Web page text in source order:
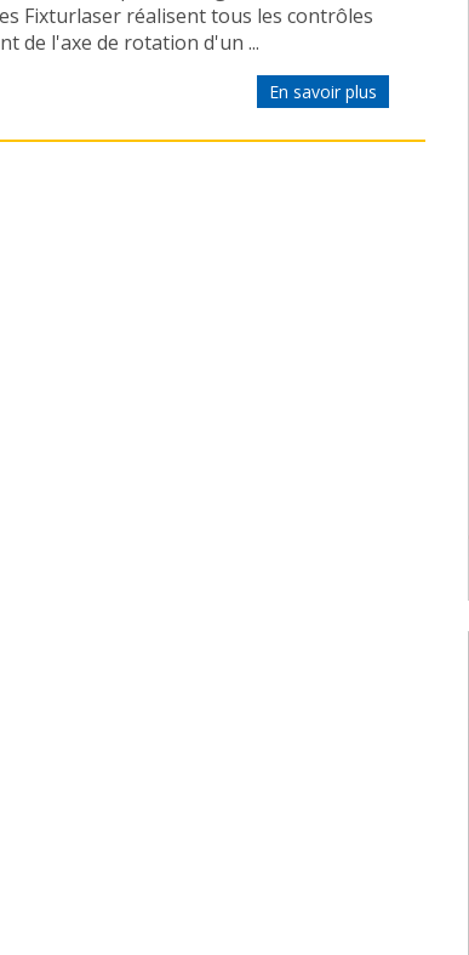
Fixturlaser réalisent tous les contrôles
de l'axe de rotation d'un ...
En savoir plus